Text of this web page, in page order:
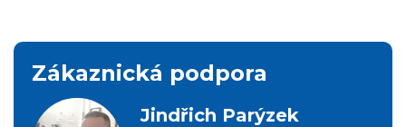
Zákaznická podpora
Jindřich Parýzek